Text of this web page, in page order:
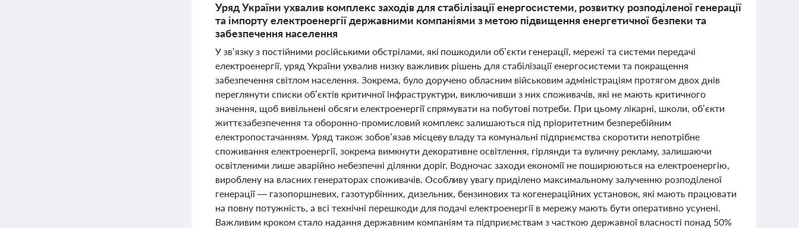
Уряд України ухвалив комплекс заходів для стабілізації енергосистеми, розвитку розподіленої генерації
та імпорту електроенергії державними компаніями з метою підвищення енергетичної безпеки та
забезпечення населення
У зв’язку з постійними російськими обстрілами, які пошкодили об’єкти генерації, мережі та системи передачі
електроенергії, уряд України ухвалив низку важливих рішень для стабілізації енергосистеми та покращення
забезпечення світлом населення. Зокрема, було доручено обласним військовим адміністраціям протягом двох днів
переглянути списки об’єктів критичної інфраструктури, виключивши з них споживачів, які не мають критичного
значення, щоб вивільнені обсяги електроенергії спрямувати на побутові потреби. При цьому лікарні, школи, об’єкти
життєзабезпечення та оборонно-промисловий комплекс залишаються під пріоритетним безперебійним
електропостачанням. Уряд також зобов’язав місцеву владу та комунальні підприємства скоротити непотрібне
споживання електроенергії, зокрема вимкнути декоративне освітлення, гірлянди та вуличну рекламу, залишаючи
освітленими лише аварійно небезпечні ділянки доріг. Водночас заходи економії не поширюються на електроенергію,
вироблену на власних генераторах споживачів. Особливу увагу приділено максимальному залученню розподіленої
генерації — газопоршневих, газотурбінних, дизельних, бензинових та когенераційних установок, які мають працювати
на повну потужність, а всі технічні перешкоди для подачі електроенергії в мережу мають бути оперативно усунені.
Важливим кроком стало надання державним компаніям та підприємствам з часткою державної власності понад 50%